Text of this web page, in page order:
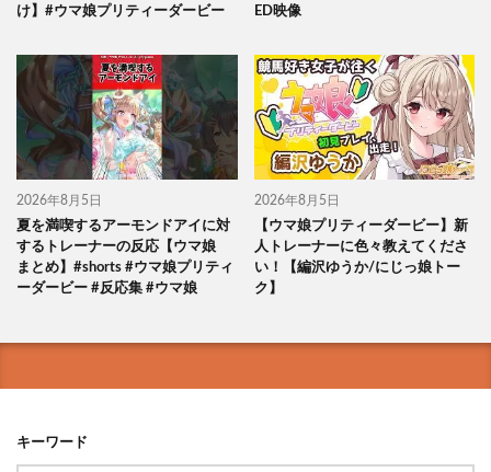
け】#ウマ娘プリティーダービー
ED映像
2026年8月5日
夏を満喫するアーモンドアイに対
するトレーナーの反応【ウマ娘
まとめ】#shorts #ウマ娘プリティ
ーダービー #反応集 #ウマ娘
2026年8月5日
【ウマ娘プリティーダービー】新
人トレーナーに色々教えてくださ
い！【編沢ゆうか/にじっ娘トー
ク】
キーワード